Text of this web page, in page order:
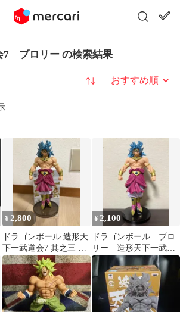
7 ブロリー の検索結果
並び替え
¥ 2,800
ドラゴンボール 造形天
下一武道会7 其之三 ブ
ロリー(カラー)中古
¥ 2,100
ドラゴンボール ブロ
リー 造形天下一武道
会